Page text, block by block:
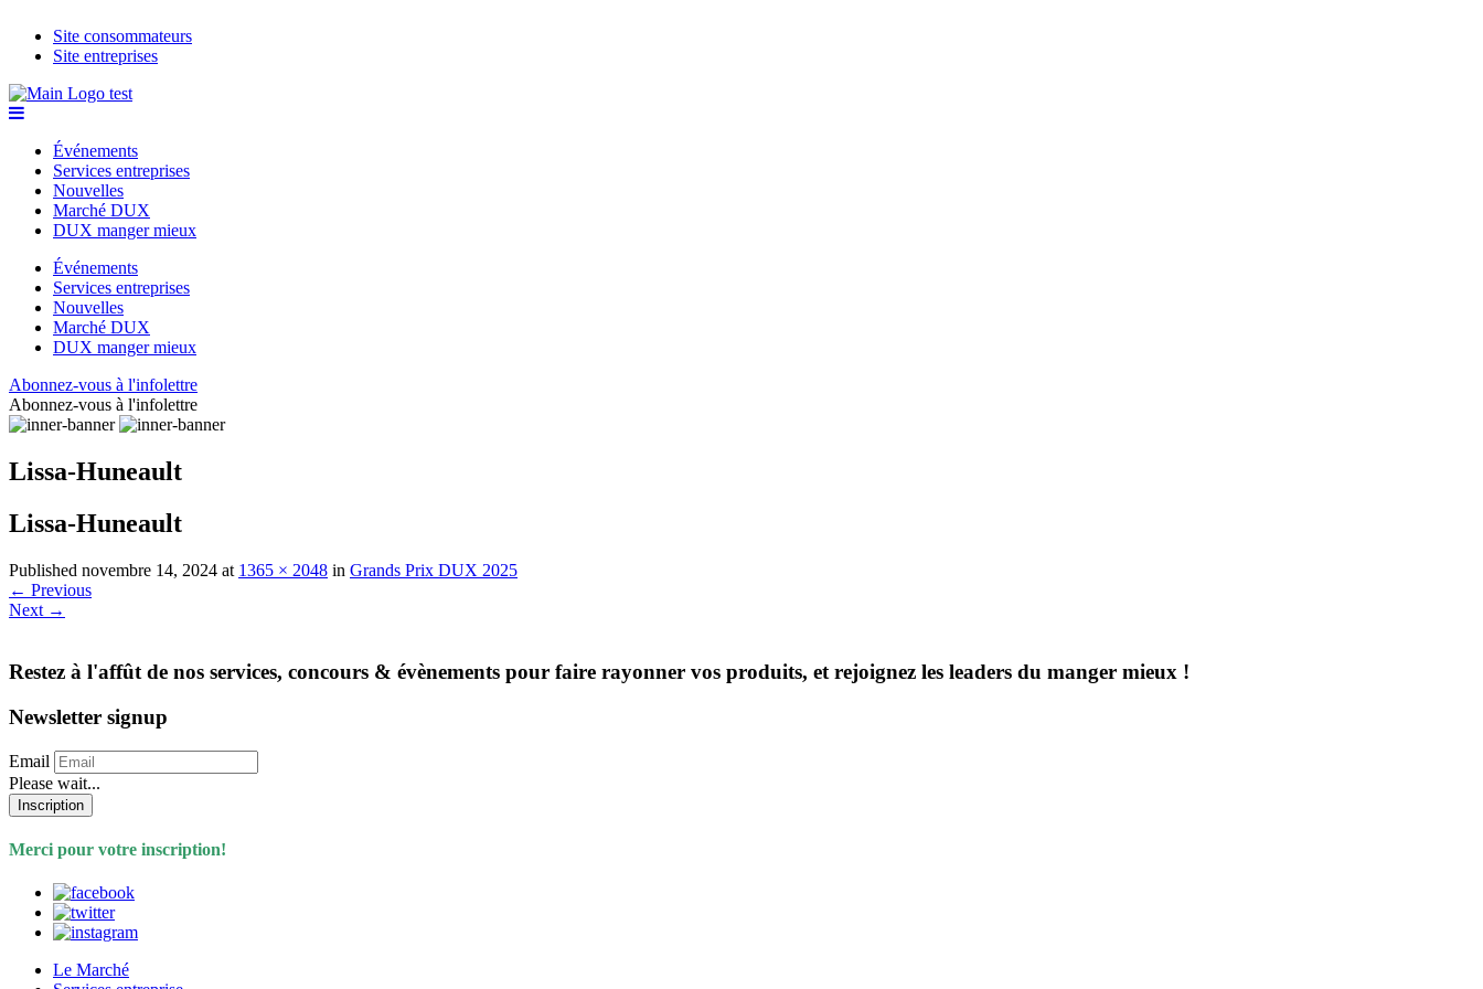
Site consommateurs
Site entreprises
Événements
Services entreprises
Nouvelles
Marché DUX
DUX manger mieux
Événements
Services entreprises
Nouvelles
Marché DUX
DUX manger mieux
Abonnez-vous à l'infolettre
Abonnez-vous à l'infolettre
Lissa-Huneault
Lissa-Huneault
Published novembre 14, 2024 at 1365 × 2048 in Grands Prix DUX 2025
← Previous
Next →
Restez à l'affût de nos services, concours & évènements pour faire rayonner vos produits, et rejoignez les leaders du manger mieux !
Newsletter signup
Email
Please wait...
Inscription
Merci pour votre inscription!
Le Marché